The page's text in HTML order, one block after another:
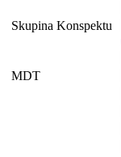
Skupina Konspektu
MDT